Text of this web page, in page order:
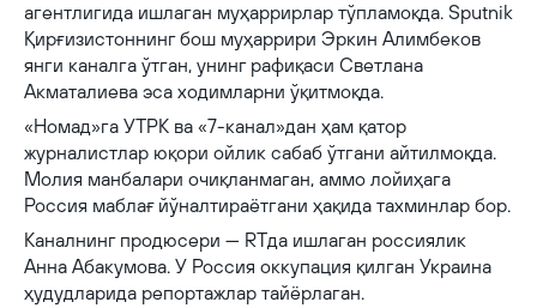
агентлигида ишлаган муҳаррирлар тўпламоқда. Sputnik
Қирғизистоннинг бош муҳаррири Эркин Алимбеков
янги каналга ўтган, унинг рафиқаси Светлана
Акматалиева эса ходимларни ўқитмоқда.
«Номад»га УТРК ва «7-канал»дан ҳам қатор
журналистлар юқори ойлик сабаб ўтгани айтилмоқда.
Молия манбалари очиқланмаган, аммо лойиҳага
Россия маблағ йўналтираётгани ҳақида тахминлар бор.
Каналнинг продюсери — RTда ишлаган россиялик
Анна Абакумова. У Россия оккупация қилган Украина
ҳудудларида репортажлар тайёрлаган.